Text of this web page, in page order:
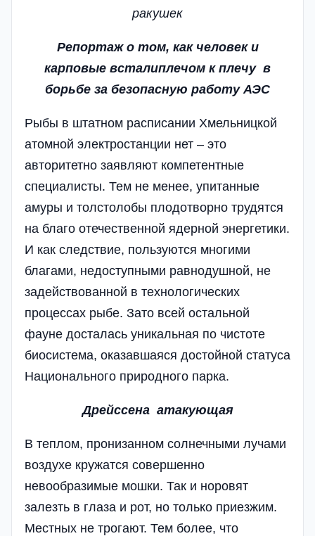
ракушек
Репортаж о том, как человек и
карповые всталиплечом к плечу в
борьбе за безопасную работу АЭС
Рыбы в штатном расписании Хмельницкой
атомной электростанции нет – это
авторитетно заявляют компетентные
специалисты. Тем не менее, упитанные
амуры и толстолобы плодотворно трудятся
на благо отечественной ядерной энергетики.
И как следствие, пользуются многими
благами, недоступными равнодушной, не
задействованной в технологических
процессах рыбе. Зато всей остальной
фауне досталась уникальная по чистоте
биосистема, оказавшаяся достойной статуса
Национального природного парка.
Дрейссена атакующая
В теплом, пронизанном солнечными лучами
воздухе кружатся совершенно
невообразимые мошки. Так и норовят
залезть в глаза и рот, но только приезжим.
Местных не трогают. Тем более, что